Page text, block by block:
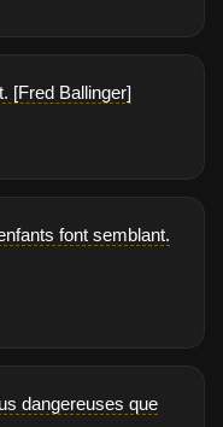
[Fred Ballinger]
font semblant.
dangereuses que